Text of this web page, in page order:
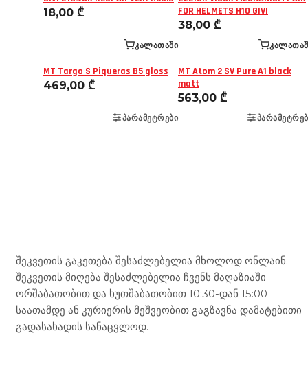
18,00 ₾
ᲙᲐᲚᲐᲗᲐᲨᲘ
FOR HELMETS H10 GIVI
38,00 ₾
MT Targo S Piqueras B5 gloss
469,00 ₾
ᲞᲐᲠᲐᲛᲔᲢᲠᲔᲑᲘ
MT Atom 2 SV Pure A1 black
matt
563,00 ₾
შეკვეთის გაკეთება შესაძლებელია მხოლოდ ონლაინ.
შეკვეთის მიღება შესაძლებელია ჩვენს მაღაზიაში
ორშაბათობით და ხუთშაბათობით 10:30-დან 15:00
საათამდე ან კურიერის მეშვეობით გაგზავნა დამატებითი
გადასახადის სანაცვლოდ.